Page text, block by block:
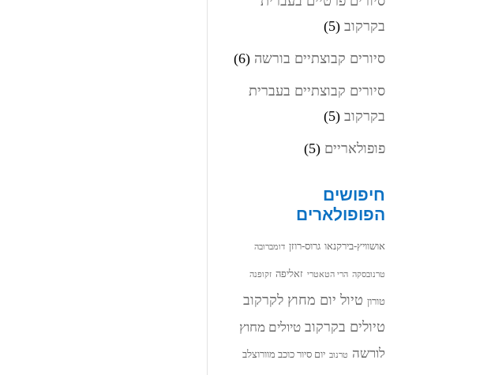
בקרקוב (5)
סיורים קבוצתיים בורשה (6)
סיורים קבוצתיים בעברית
בקרקוב (5)
פופולאריים (5)
חיפושים
הפופולארים
אושוויץ-בירקנאו גרוס-רוזן דומברובה
טרנובסקה הרי הטאטרי זאליפה זקופנה
טורון טיול יום מחוץ לקרקוב
טיולים בקרקוב טיולים מחוץ
לורשה
טרנוב יום סיור כוכב מוורוצלב